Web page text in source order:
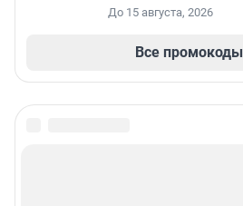
До 15 августа, 2026
Все промокоды